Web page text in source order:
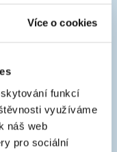
Více o cookies
funkcí
využíváme
náš web
pro sociální
filmu airless